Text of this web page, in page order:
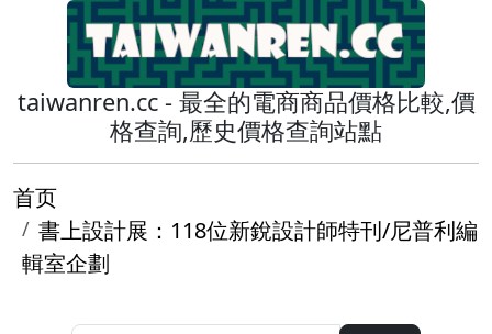
taiwanren.cc - 最全的電商商品價格比較,價
格查詢,歷史價格查詢站點
首页
書上設計展：118位新銳設計師特刊/尼普利編
輯室企劃